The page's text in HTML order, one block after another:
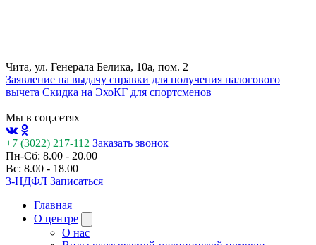
Чита, ул. Генерала Белика, 10а, пом. 2
Заявление на выдачу справки для получения налогового
вычета Cкидка на ЭхоКГ для спортсменов
Мы в соц.сетях
+7 (3022) 217-112 Заказать звонок
Пн-Сб: 8.00 - 20.00
Вс: 8.00 - 18.00
3-НДФЛ Записаться
Главная
О центре
О нас